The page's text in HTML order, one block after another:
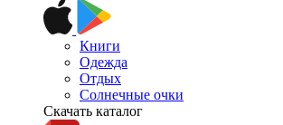
Книги
Одежда
Отдых
Солнечные очки
Скачать каталог